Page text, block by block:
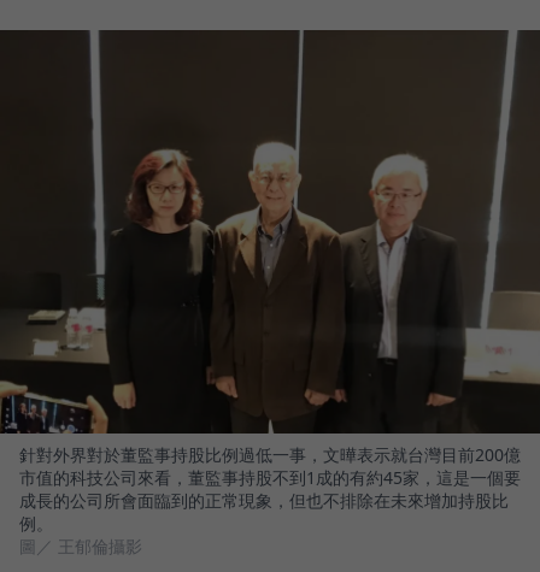
針對外界對於董監事持股比例過低一事，文曄表示就台灣目前200億
市值的科技公司來看，董監事持股不到1成的有約45家，這是一個要
成長的公司所會面臨到的正常現象，但也不排除在未來增加持股比
例。
圖／ 王郁倫攝影